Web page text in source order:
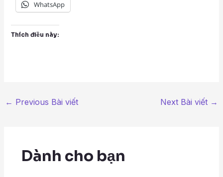
WhatsApp
Thích điều này:
← Previous Bài viết Next Bài viết →
Dành cho bạn